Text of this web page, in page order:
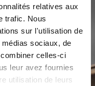
relatives aux
trafic. Nous
sur l'utilisation de
sociaux, de
celles-ci
leur avez fournies
utilisation de leurs